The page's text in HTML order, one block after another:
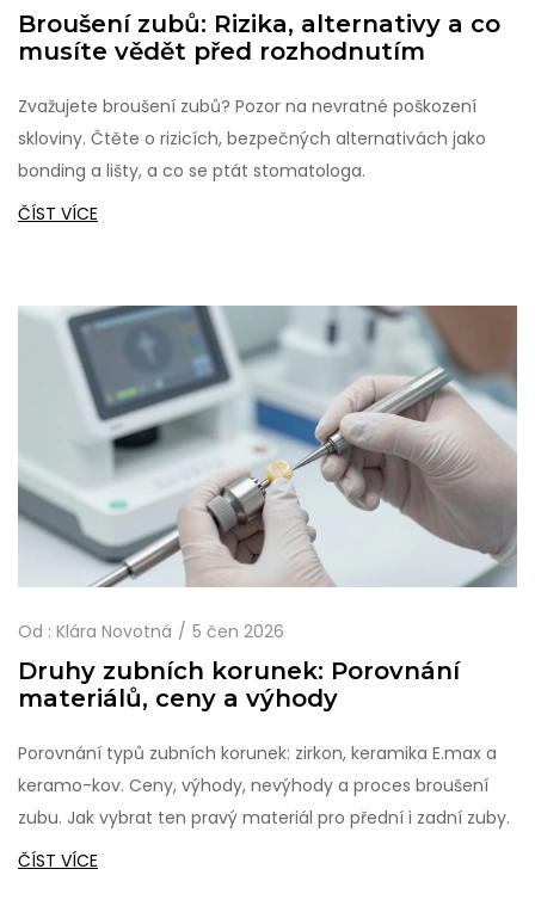
Broušení zubů: Rizika, alternativy a co
musíte vědět před rozhodnutím
Zvažujete broušení zubů? Pozor na nevratné poškození
skloviny. Čtěte o rizicích, bezpečných alternativách jako
bonding a lišty, a co se ptát stomatologa.
ČÍST VÍCE
Od : Klára Novotná 5 čen 2026
Druhy zubních korunek: Porovnání
materiálů, ceny a výhody
Porovnání typů zubních korunek: zirkon, keramika E.max a
keramo-kov. Ceny, výhody, nevýhody a proces broušení
zubu. Jak vybrat ten pravý materiál pro přední i zadní zuby.
ČÍST VÍCE